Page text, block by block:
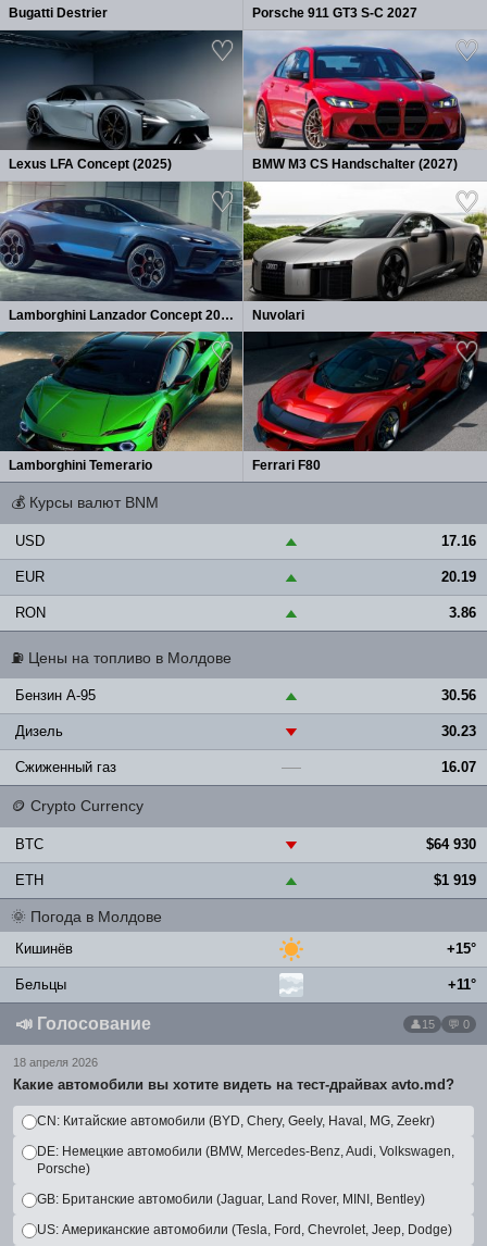
Bugatti Destrier Porsche 911 GT3 S-C 2027
Lexus LFA Concept (2025) BMW M3 CS Handschalter (2027)
Lamborghini Lanzador Concept 2026 Nuvolari
Lamborghini Temerario Ferrari F80
💰 Курсы валют BNM
USD ▲ 17.16
EUR ▲ 20.19
RON ▲ 3.86
⛽ Цены на топливо в Молдове
Бензин A-95 ▲ 30.56
Дизель ▼ 30.23
Сжиженный газ — 16.07
🪙 Crypto Currency
BTC ▼ $64 930
ETH ▲ $1 919
🌞 Погода в Молдове
Кишинёв +15°
Бельцы +11°
📣 Голосование 15 💬 0
18 апреля 2026
Какие автомобили вы хотите видеть на тест-драйвах avto.md?
CN: Китайские автомобили (BYD, Chery, Geely, Haval, MG, Zeekr)
DE: Немецкие автомобили (BMW, Mercedes-Benz, Audi, Volkswagen,
Porsche)
GB: Британские автомобили (Jaguar, Land Rover, MINI, Bentley)
US: Американские автомобили (Tesla, Ford, Chevrolet, Jeep, Dodge)